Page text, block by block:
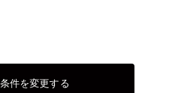
件を変更する